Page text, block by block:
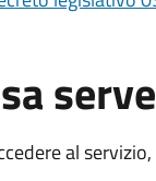
serve
al